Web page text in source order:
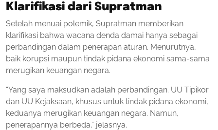
Klarifikasi dari Supratman
Setelah menuai polemik, Supratman memberikan
klarifikasi bahwa wacana denda damai hanya sebagai
perbandingan dalam penerapan aturan. Menurutnya,
baik korupsi maupun tindak pidana ekonomi sama-sama
merugikan keuangan negara.
“Yang saya maksudkan adalah perbandingan. UU Tipikor
dan UU Kejaksaan, khusus untuk tindak pidana ekonomi,
keduanya merugikan keuangan negara. Namun,
penerapannya berbeda,” jelasnya.